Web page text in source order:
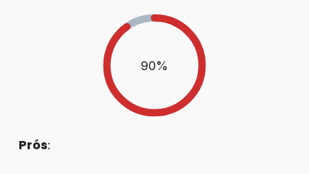
90%
Prós: